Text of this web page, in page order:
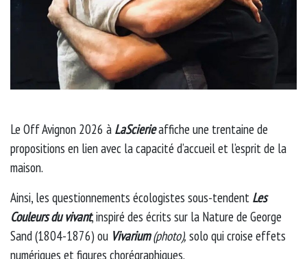
Le Off Avignon 2026 à LaScierieaffiche une trentaine de
propositions en lien avec la capacité d’accueil et l’esprit de la
maison.
Ainsi, les questionnements écologistes sous-tendent Les
Couleurs du vivant, inspiré des écrits sur la Nature de George
Sand (1804-1876) ou Vivarium (photo), solo qui croise effets
numériques et figures chorégraphiques.